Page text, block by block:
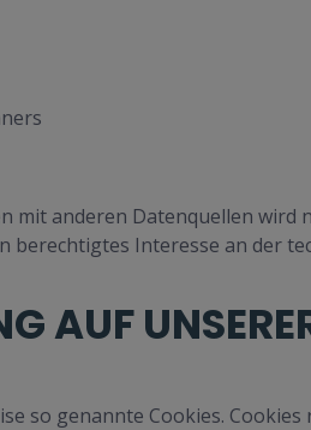
mit anderen Datenquellen
berechtigtes Interesse an der
AUF
so genannte Cookies.